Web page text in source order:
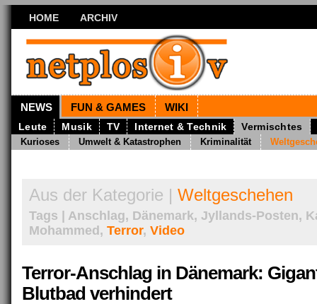
HOME ARCHIV
NEWS FUN & GAMES WIKI
Leute Musik TV Internet & Technik Vermischtes
Kurioses Umwelt & Katastrophen Kriminalität
Aus der Kategorie | Weltgeschehen
Tags | Anschlag, Dänemark, Jyllands-Posten,
Mohammed, Terror, Video
Terror-Anschlag in Dänemark:
Blutbad verhindert